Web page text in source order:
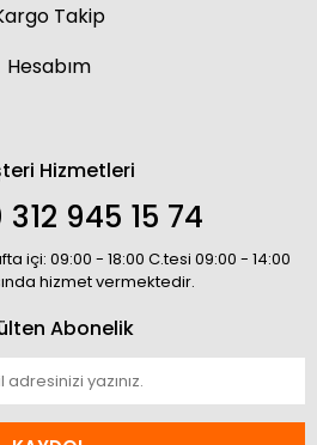
Takip
Hesabım
Hizmetleri
945 15 74
içi: 09:00 - 18:00 C.tesi 09:00 - 14:00
hizmet vermektedir.
Abonelik